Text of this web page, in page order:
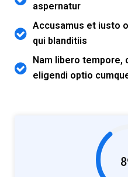
aspernatur
Accusamus et iusto
qui blanditiis
Nam libero tempore,
eligendi optio